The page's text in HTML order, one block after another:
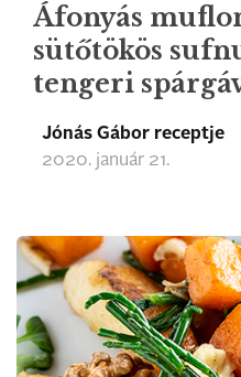
Áfonyás
sütőtökös
tengeri
Jónás Gábor receptje
2020. január 21.